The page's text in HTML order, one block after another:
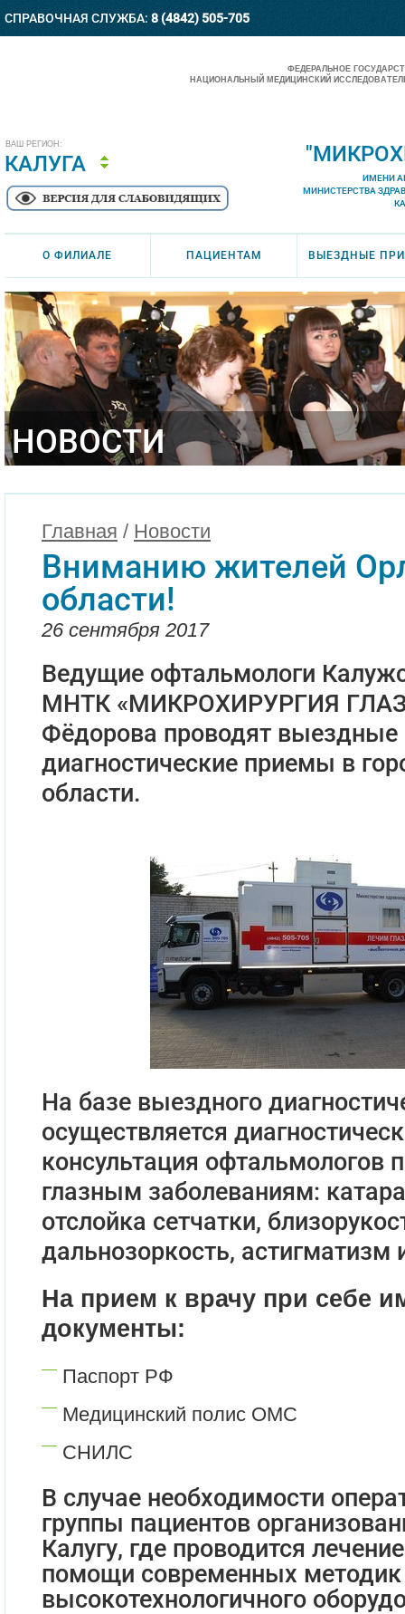
СПРАВОЧНАЯ СЛУЖБА: 8 (4842) 505-705
ВАШ РЕГИОН:
КАЛУГА
ФЕДЕРАЛЬНОЕ
НАЦИОНАЛЬНЫЙ МЕДИЦИНСКИЙ
ИМЕНИ
МИНИСТЕРСТВА
О ФИЛИАЛЕ ПАЦИЕНТАМ ВЫЕЗДНЫЕ
НОВОСТИ
Главная / Новости
Вниманию жителей
области!
26 сентября 2017
Ведущие офтальмологи
МНТК «МИКРОХИРУРГИЯ
Фёдорова проводят выездные
диагностические приемы в
области.
На базе выездного
осуществляется
консультация офтальмологов
глазным заболеваниям:
отслойка сетчатки,
дальнозоркость, астигматизм
На прием к врачу при себе
документы:
Паспорт РФ
Медицинский полис ОМС
СНИЛС
В случае необходимости
группы пациентов
Калугу, где проводится
помощи современных
высокотехнологичного